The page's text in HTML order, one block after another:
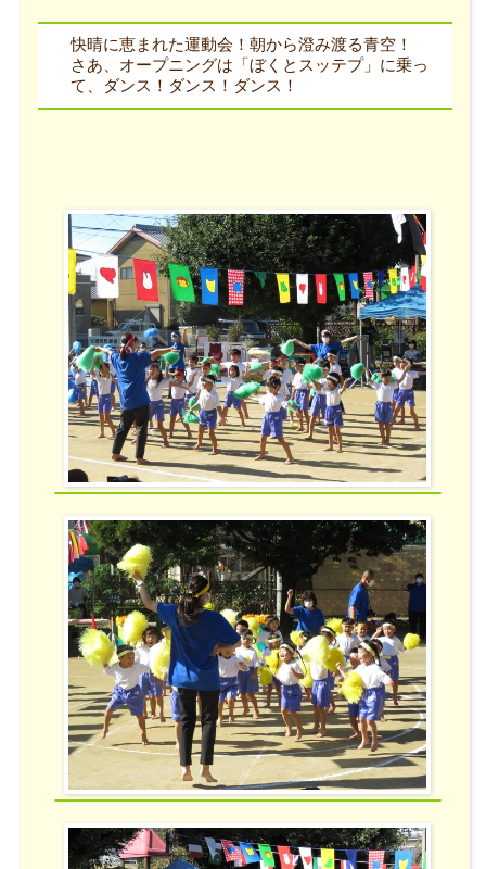
快晴に恵まれた運動会！朝から澄み渡る青空！
さあ、オープニングは「ぼくとスッテプ」に乗っ
て、ダンス！ダンス！ダンス！